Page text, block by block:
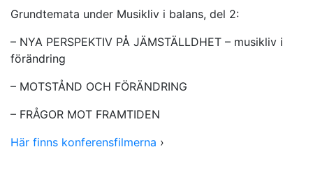
Grundtemata under Musikliv i balans, del 2:
– NYA PERSPEKTIV PÅ JÄMSTÄLLDHET – musikliv i
förändring
– MOTSTÅND OCH FÖRÄNDRING
– FRÅGOR MOT FRAMTIDEN
Här finns konferensfilmerna ›